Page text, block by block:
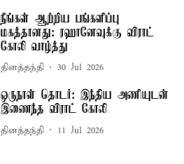
நீங்கள் ஆற்றிய பங்களிப்பு
மகத்தானது: ரஹானேவுக்கு விராட்
கோலி வாழ்த்து
தினத்தந்தி 30 Jul 2026
ஒருநாள் தொடர்: இந்திய அணியுடன்
இணைந்த விராட் கோலி
தினத்தந்தி 11 Jul 2026